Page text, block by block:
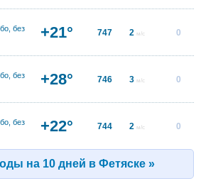
без
+21° 747 2 м/с 0
без
+28° 746 3 м/с 0
без
+22° 744 2 м/с 0
на 10 дней в Фетяске »